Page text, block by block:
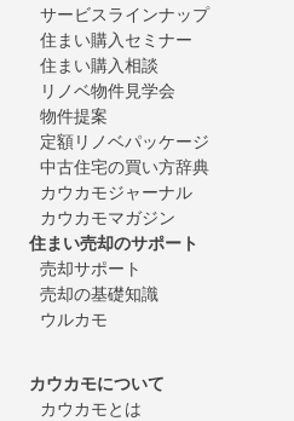
サービスラインナップ
住まい購入セミナー
住まい購入相談
リノベ物件見学会
物件提案
定額リノベパッケージ
中古住宅の買い方辞典
カウカモジャーナル
カウカモマガジン
住まい売却のサポート
売却サポート
売却の基礎知識
ウルカモ
カウカモについて
カウカモとは